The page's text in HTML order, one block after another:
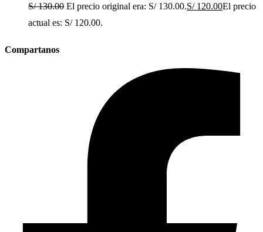
S/130.00 El precio original era: S/ 130.00.S/120.00El precio
actual es: S/ 120.00.
Compartanos